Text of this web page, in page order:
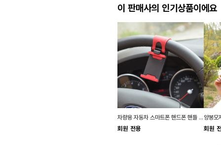
이 판매사의 인기상품이에요
차량용 자동차 스마트폰 핸드폰 핸들 거치대 홀더
회원 전용
양봉모
회원